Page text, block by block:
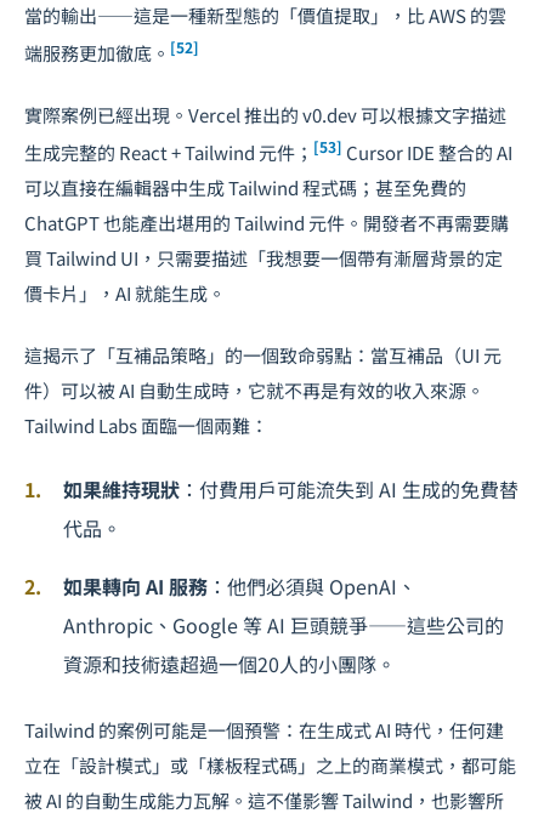
當的輸出——這是一種新型態的「價值提取」，比 AWS 的雲
端服務更加徹底。 [52]
實際案例已經出現。Vercel 推出的 v0.dev 可以根據文字描述
生成完整的 React + Tailwind 元件； [53] Cursor IDE 整合的 AI
可以直接在編輯器中生成 Tailwind 程式碼；甚至免費的
ChatGPT 也能產出堪用的 Tailwind 元件。開發者不再需要購
買 Tailwind UI，只需要描述「我想要一個帶有漸層背景的定
價卡片」，AI 就能生成。
這揭示了「互補品策略」的一個致命弱點：當互補品（UI 元
件）可以被 AI 自動生成時，它就不再是有效的收入來源。
Tailwind Labs 面臨一個兩難：
如果維持現狀 ：付費用戶可能流失到 AI 生成的免費替
代品。
如果轉向 AI 服務 ：他們必須與 OpenAI、
Anthropic、Google 等 AI 巨頭競爭——這些公司的
資源和技術遠超過一個20人的小團隊。
Tailwind 的案例可能是一個預警：在生成式 AI 時代，任何建
立在「設計模式」或「樣板程式碼」之上的商業模式，都可能
被 AI 的自動生成能力瓦解。這不僅影響 Tailwind，也影響所